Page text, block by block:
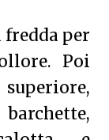
fredda per
Poi